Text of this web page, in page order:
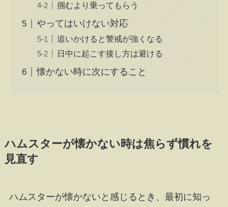
掴むより乗ってもらう
やってはいけない対応
追いかけると警戒が強くなる
日中に起こす接し方は避ける
懐かない時に次にすること
ハムスターが懐かない時は焦らず慣れを
見直す
ハムスターが懐かないと感じるとき、最初に知っ